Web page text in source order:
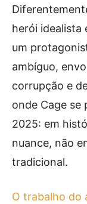
herói idealista
um
ambíguo,
corrupção e
onde Cage se
2025: em
nuance, não
tradicional.
O trabalho do